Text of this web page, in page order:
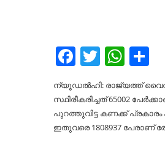
Facebook
Twitter
ന്യൂഡല്‍ഹി: രാജ്യത്ത് വൈറസ്
സ്ഥിരീകരിച്ചത് 65002
പുറത്തുവിട്ട കണക്ക് പ്രകാരം
ഇതുവരെ 1808937 പേരാണ്